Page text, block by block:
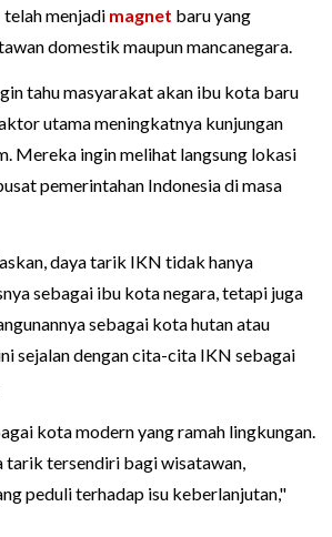
menjadi magnet baru yang
domestik maupun mancanegara.
tahu masyarakat akan ibu kota baru
utama meningkatnya kunjungan
Mereka ingin melihat langsung lokasi
pemerintahan Indonesia di masa
daya tarik IKN tidak hanya
sebagai ibu kota negara, tetapi juga
sebagai kota hutan atau
sejalan dengan cita-cita IKN sebagai
kota modern yang ramah lingkungan.
tarik tersendiri bagi wisatawan,
peduli terhadap isu keberlanjutan,"